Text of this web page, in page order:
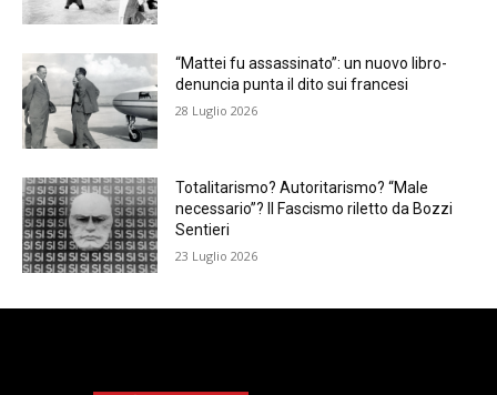
“Mattei fu assassinato”: un nuovo libro-
denuncia punta il dito sui francesi
28 Luglio 2026
Totalitarismo? Autoritarismo? “Male
necessario”? Il Fascismo riletto da Bozzi
Sentieri
23 Luglio 2026